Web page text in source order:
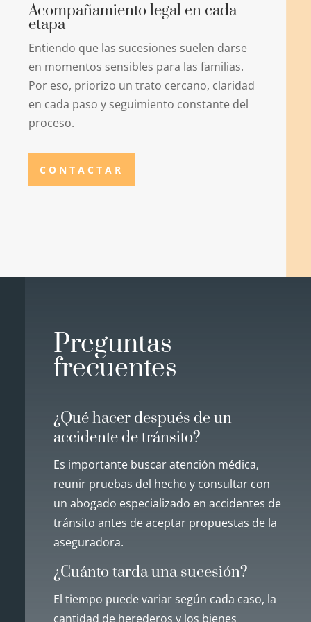
Acompañamiento legal en cada
etapa
Entiendo que las sucesiones suelen darse
en momentos sensibles para las familias.
Por eso, priorizo un trato cercano, claridad
en cada paso y seguimiento constante del
proceso.
CONTACTAR
Preguntas
frecuentes
¿Qué hacer después de un
accidente de tránsito?
Es importante buscar atención médica,
reunir pruebas del hecho y consultar con
un abogado especializado en accidentes de
tránsito antes de aceptar propuestas de la
aseguradora.
¿Cuánto tarda una sucesión?
El tiempo puede variar según cada caso, la
cantidad de herederos y los bienes